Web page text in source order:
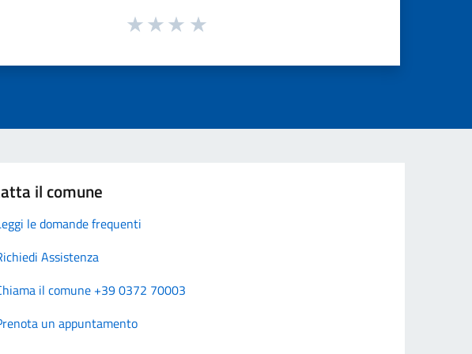
il comune
le domande frequenti
Assistenza
il comune +39 0372 70003
un appuntamento